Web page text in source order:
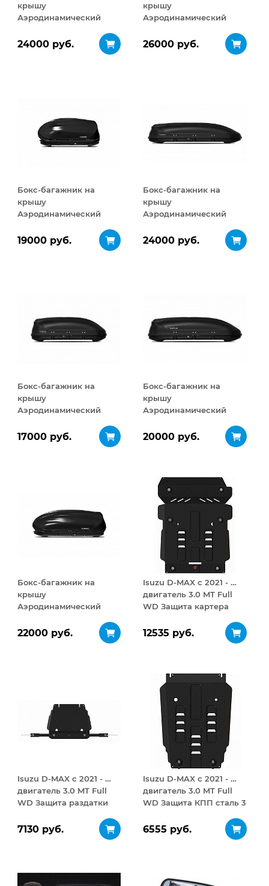
крышу
Аэродинамический
ДВУСТОРОННЕЕ
24000 руб.
крышу
Аэродинамический
ДВУСТОРОННЕЕ
26000 руб.
Бокс-багажник на
крышу
Аэродинамический
ДВУСТОРОННЕЕ
19000 руб.
Бокс-багажник на
крышу
Аэродинамический
24000 руб.
Бокс-багажник на
крышу
Аэродинамический
17000 руб.
Бокс-багажник на
крышу
Аэродинамический
20000 руб.
Бокс-багажник на
крышу
Аэродинамический
ДВУСТОРОННЕЕ
22000 руб.
Isuzu D-MAX с 2021 - …
двигатель 3.0 MT Full
WD Защита картера
12535 руб.
Isuzu D-MAX с 2021 - …
двигатель 3.0 MT Full
WD Защита раздатки
7130 руб.
Isuzu D-MAX с 2021 - …
двигатель 3.0 MT Full
WD Защита КПП сталь 3
6555 руб.